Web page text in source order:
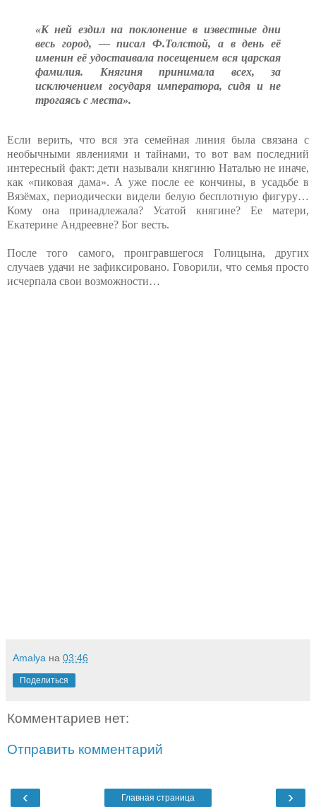
«К ней ездил на поклонение в известные дни
весь город, — писал Ф.Толстой, а в день её
именин её удостаивала посещением вся царская
фамилия. Княгиня принимала всех, за
исключением государя императора, сидя и не
трогаясь с места».
Если верить, что вся эта семейная линия была связана с
необычными явлениями и тайнами, то вот вам последний
интересный факт: дети называли княгиню Наталью не иначе,
как «пиковая дама». А уже после ее кончины, в усадьбе в
Вязёмах, периодически видели белую бесплотную фигуру…
Кому она принадлежала? Усатой княгине? Ее матери,
Екатерине Андреевне? Бог весть.
После того самого, проигравшегося Голицына, других
случаев удачи не зафиксировано. Говорили, что семья просто
исчерпала свои возможности…
Amalya на 03:46
Поделиться
Комментариев нет:
Отправить комментарий
‹ ›
Главная страница